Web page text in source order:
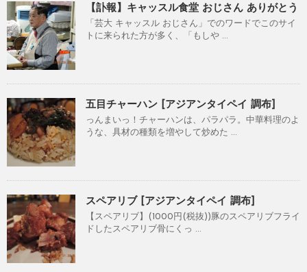
【訃報】キャッスル食堂 おじさん ありがとう
「芸大 キャッスル おじさん」でのワードでこのサイ
トに来られた方が多く、「もしや ...
五目チャーハン [アジアンタイペイ 調布]
っんまいっ！チャーハンは、パラパラ。中華料理のよ
うな、具材の種類を増やして炒めた ...
スペアリブ [アジアンタイペイ 調布]
【スペアリブ】(1000円(税抜))豚のスペアリブフライ
ドしたスペアリブ骨にくっ ...